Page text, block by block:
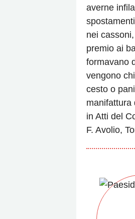
averne
nei
premio ai
formavano
vengono
cesto o
manifattura
in Atti del
F. Avolio,